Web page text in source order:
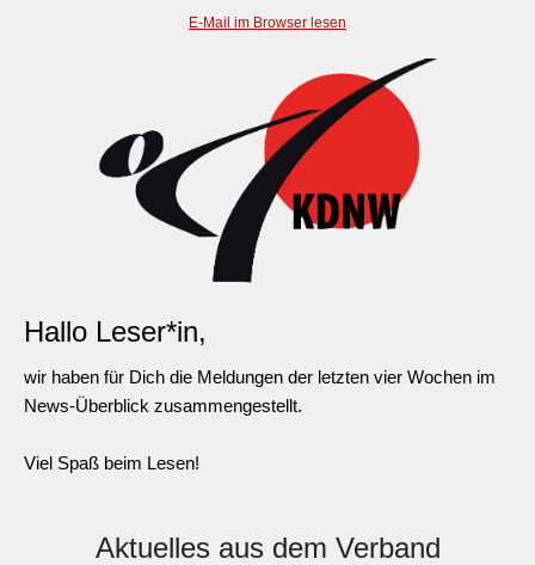
E-Mail im Browser lesen
Hallo Leser*in,
wir haben für Dich die Meldungen der letzten vier Wochen im
News-Überblick zusammengestellt.
Viel Spaß beim Lesen!
Aktuelles aus dem Verband